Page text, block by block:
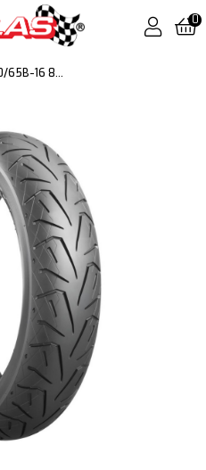
0
180/65B-16 81H Battlecruıse H50 Harley Davıdson Motosiklet Arka Lastiği (2025)